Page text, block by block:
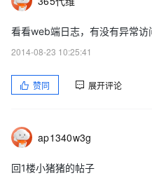
看看web端日志，有没有异常访
2014-08-23 10:25:41
赞同 展开评论
ap1340w3g
回1楼小猪猪的帖子